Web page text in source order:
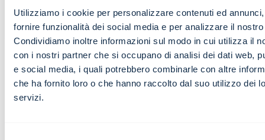
Utilizziamo i cookie per personalizzare contenuti ed
fornire funzionalità dei social media e per analizzare il
Condividiamo inoltre informazioni sul modo in cui utilizza il
con i nostri partner che si occupano di analisi dei dati web,
e social media, i quali potrebbero combinarle con altre
che ha fornito loro o che hanno raccolto dal suo utilizzo dei
servizi.
Libero professionista |
Live Webinar